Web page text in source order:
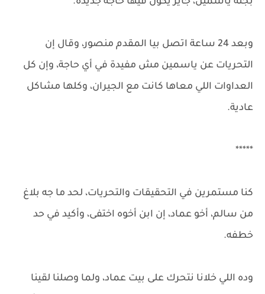
وبعد 24 ساعة اتصل بيا المقدم منصور، وقال إن
التحريات عن ياسمين مش مفيدة في أي حاجة، وإن كل
العداوات اللي معاها كانت مع الجيران، وكلها مشاكل
عادية.
*****
كنا مستمرين في التحقيقات والتحريات، لحد ما جه بلاغ
من سالم، أخو عماد، إن ابن أخوه اختفى، وأكيد في حد
خطفه.
وده اللي خلانا نتحرك على بيت عماد، ولما وصلنا لقينا